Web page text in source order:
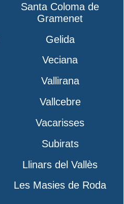
Santa Coloma de
Gramenet
Gelida
Veciana
Vallirana
Vallcebre
Vacarisses
Subirats
Llinars del Vallès
Les Masies de Roda